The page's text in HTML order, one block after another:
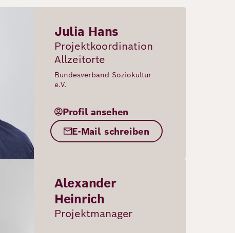
Julia Hans
Projektkoordination
Allzeitorte
Bundesverband Soziokultur
e.V.
Profil ansehen
E-Mail schreiben
Alexander
Heinrich
Projektmanager